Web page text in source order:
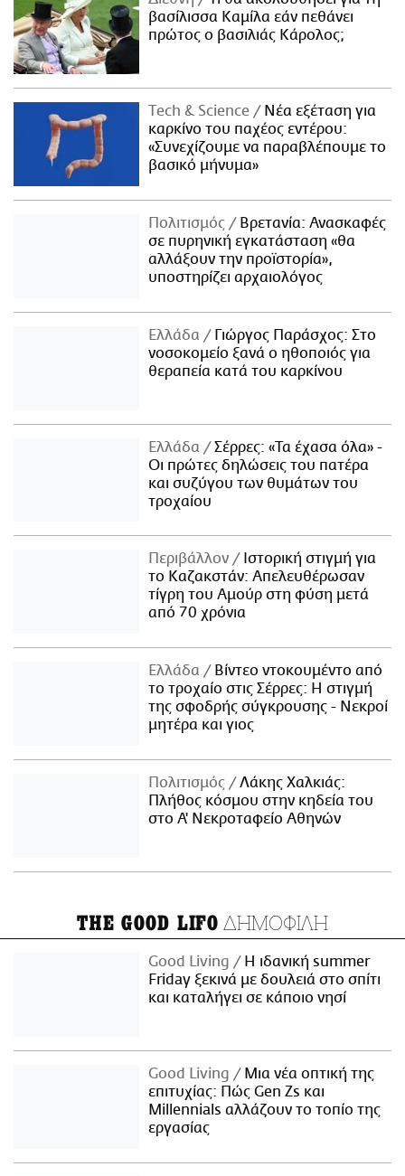
βασίλισσα Καμίλα εάν πεθάνει
πρώτος ο βασιλιάς Κάρολος;
Τech & Science
Νέα εξέταση για
καρκίνο του παχέος εντέρου:
«Συνεχίζουμε να παραβλέπουμε το
βασικό μήνυμα»
Πολιτισμός
Βρετανία: Ανασκαφές
σε πυρηνική εγκατάσταση «θα
αλλάξουν την προϊστορία»,
υποστηρίζει αρχαιολόγος
Ελλάδα
Γιώργος Παράσχος: Στο
νοσοκομείο ξανά ο ηθοποιός για
θεραπεία κατά του καρκίνου
Ελλάδα
Σέρρες: «Τα έχασα όλα» -
Οι πρώτες δηλώσεις του πατέρα
και συζύγου των θυμάτων του
τροχαίου
Περιβάλλον
Ιστορική στιγμή για
το Καζακστάν: Απελευθέρωσαν
τίγρη του Αμούρ στη φύση μετά
από 70 χρόνια
Ελλάδα
Βίντεο ντοκουμέντο από
το τροχαίο στις Σέρρες: Η στιγμή
της σφοδρής σύγκρουσης - Νεκροί
μητέρα και γιος
Πολιτισμός
Λάκης Χαλκιάς:
Πλήθος κόσμου στην κηδεία του
στο Α' Νεκροταφείο Αθηνών
THE GOOD LIFO ΔΗΜΟΦΙΛΗ
Good Living
Η ιδανική summer
Friday ξεκινά με δουλειά στο σπίτι
και καταλήγει σε κάποιο νησί
Good Living
Μια νέα οπτική της
επιτυχίας: Πώς Gen Zs και
Millennials αλλάζουν το τοπίο της
εργασίας